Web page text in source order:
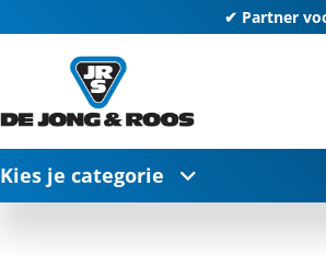
✔ Partner
Kies je categorie